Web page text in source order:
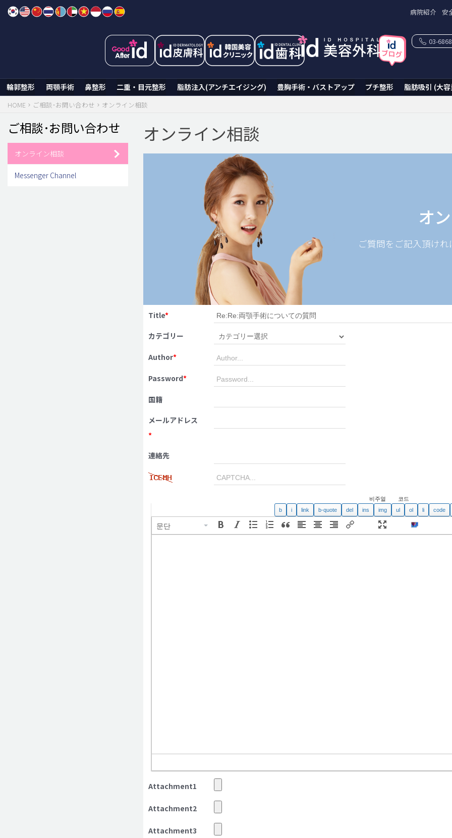
Skip
病院紹介 安
輪郭整形 両顎手術 鼻整形 二重・目元整形 脂肪注入(アンチエイジング) 豊胸手術・バストアップ プチ整形 脂肪吸引 (大
03-
HOME ご相談･お問い合わせ オンライン相談
オンライン相談
オ
ご質問をご記入頂け
Title*
カテゴリー
Author*
Password*
国籍
メールアドレス
*
連絡先
비주얼 코드
문단
Attachment1
Attachment2
Attachment3
ご相談･お問い合わせ
オンライン相談
Messenger Channel